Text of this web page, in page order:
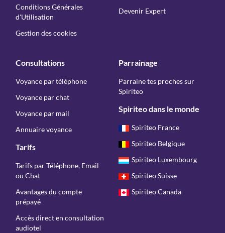
Conditions Générales
d'Utilisation
Gestion des cookies
Devenir Expert
Consultations
Voyance par téléphone
Voyance par chat
Voyance par mail
Annuaire voyance
Tarifs
Tarifs par Téléphone, Email
ou Chat
Avantages du compte
prépayé
Accès direct en consultation
audiotel
Parrainage
Parraine tes proches sur
Spiriteo
Spiriteo dans le monde
Spiriteo France
Spiriteo Belgique
Spiriteo Luxembourg
Spiriteo Suisse
Spiriteo Canada